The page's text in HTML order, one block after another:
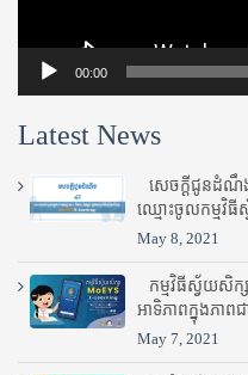
00:00
Latest News
សេចក្តីជូនដំណឹង
ឈ្មោះ​ចូល​កម្មវិធី​
May 8, 2021
កម្មវិធីស្វ័យសិក្
អាទិភាពក្នុងភាពជ
May 7, 2021